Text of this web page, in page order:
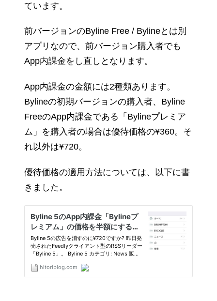
ています。
前バージョンのByline Free / Bylineとは別
アプリなので、前バージョン購入者でも
App内課金をし直しとなります。
App内課金の金額には2種類あります。
Bylineの初期バージョンの購入者、Byline
FreeのApp内課金である「Bylineプレミア
ム」を購入者の場合は優待価格の¥360。そ
れ以外は¥720。
優待価格の適用方法については、以下に書
きました。